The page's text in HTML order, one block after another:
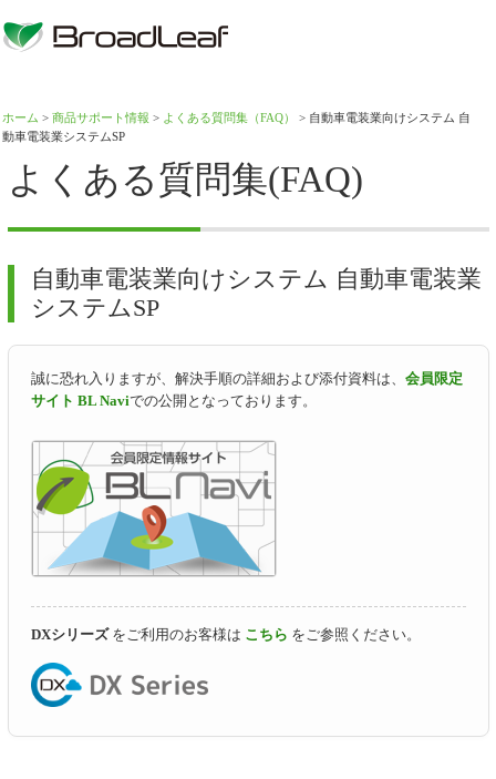
ホーム >商品サポート情報 > よくある質問集（FAQ）
> 自動車電装業向けシステム 自
動車電装業システムSP
よくある質問集(FAQ)
自動車電装業向けシステム 自動車電装業
システムSP
誠に恐れ入りますが、解決手順の詳細および添付資料は、 会員限定
サイト BL Naviでの公開となっております。
DXシリーズをご利用のお客様は こちら をご参照ください。